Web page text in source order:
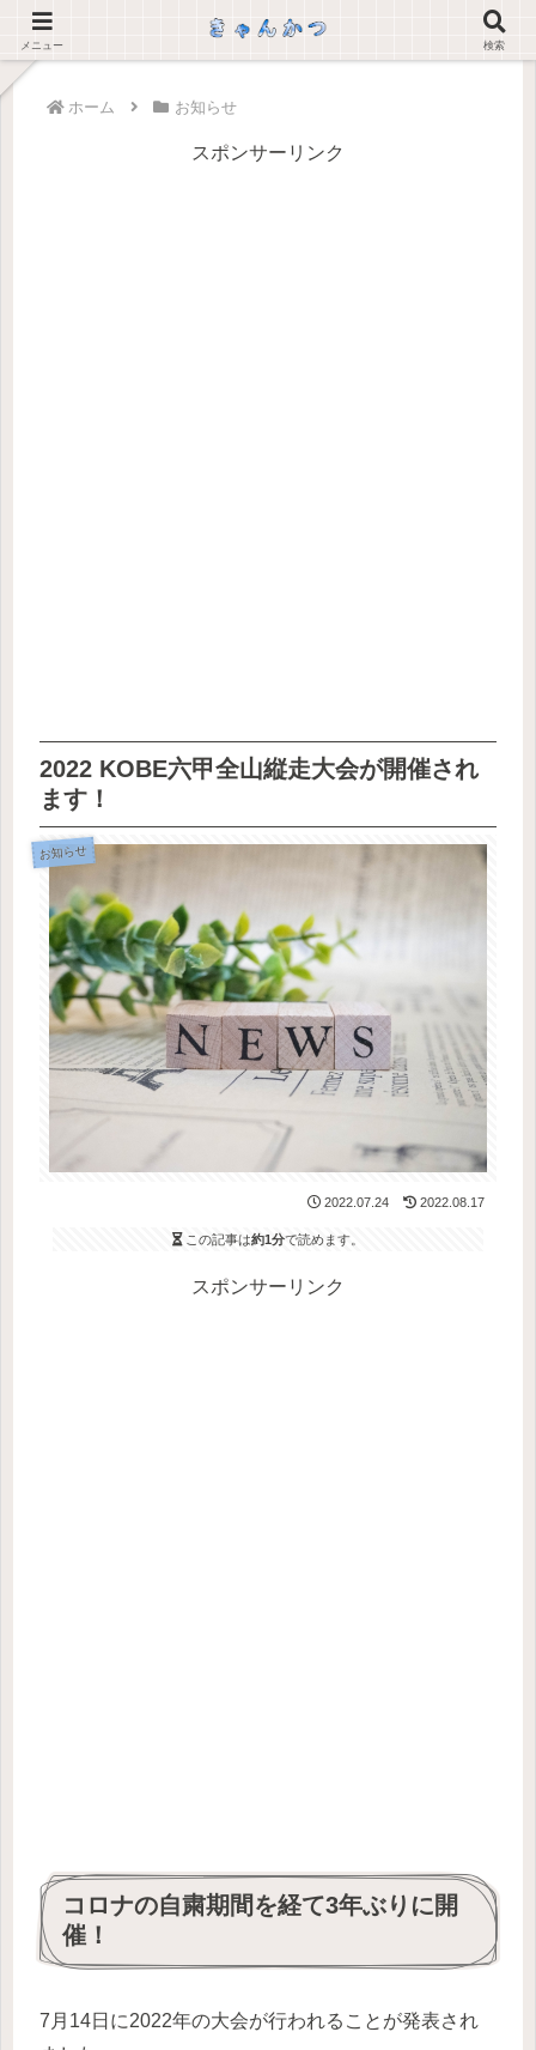
ホーム お知らせ
スポンサーリンク
2022 KOBE六甲全山縦走大会が開催され
ます！
お知らせ
2022.07.24 2022.08.17
この記事は約1分で読めます。
スポンサーリンク
コロナの自粛期間を経て3年ぶりに開
催！
7月14日に2022年の大会が行われることが発表され
メニュー 検索